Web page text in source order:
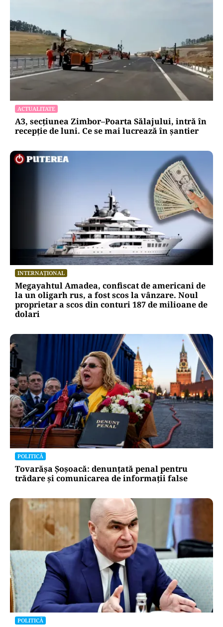
ACTUALITATE
A3, secțiunea Zimbor–Poarta Sălajului, intră în
recepție de luni. Ce se mai lucrează în șantier
INTERNAȚIONAL
Megayahtul Amadea, confiscat de americani de
la un oligarh rus, a fost scos la vânzare. Noul
proprietar a scos din conturi 187 de milioane de
dolari
POLITICĂ
Tovarășa Șoșoacă: denunțată penal pentru
trădare și comunicarea de informații false
POLITICĂ